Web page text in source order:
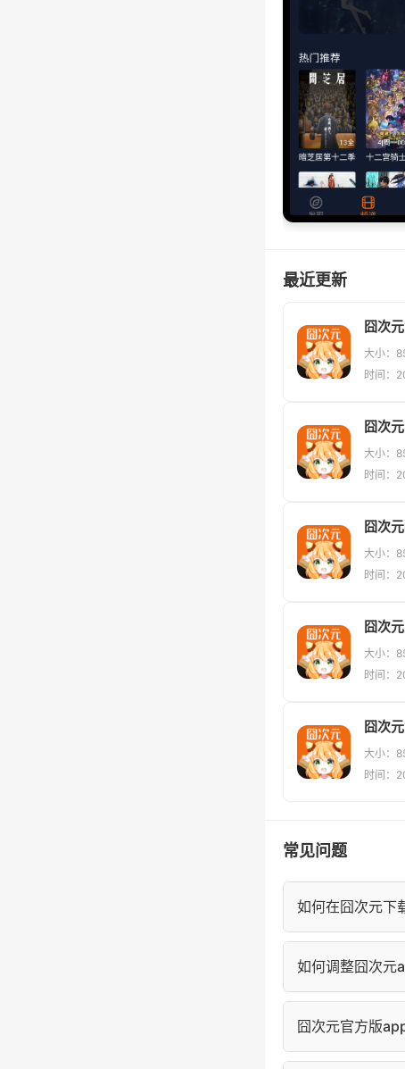
最近更新
大小：
时间：
囧次
大小：
时间：
囧次
大小：
时间：
囧次
大小：
时间：
囧次
大小：
时间：
常见问题
如何在囧次元下
进入囧次元漫画
的"离线缓存"中
如何调整囧次元
在囧次元阅读页
囧次元官方版